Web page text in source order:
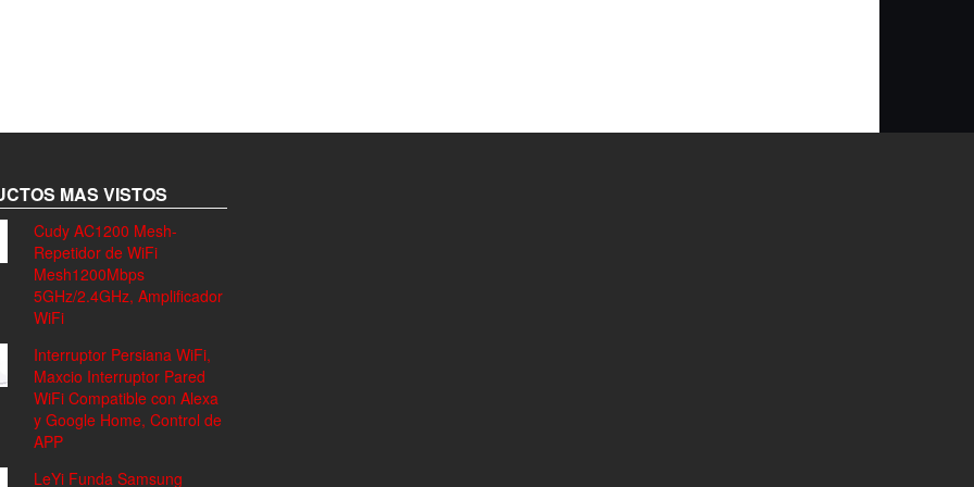
MAS VISTOS
Cudy AC1200 Mesh-
Repetidor de WiFi
Mesh1200Mbps
5GHz/2.4GHz, Amplificador
WiFi
Interruptor Persiana WiFi,
Maxcio Interruptor Pared
WiFi Compatible con Alexa
y Google Home, Control de
APP
LeYi Funda Samsung